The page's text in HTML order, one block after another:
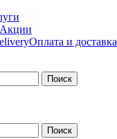
Акции
Оплата и доставка
Поиск
Поиск